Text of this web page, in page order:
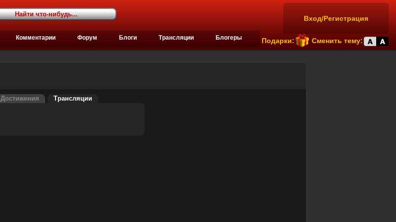
Вход/Регистрация
Подарки: Сменить тему:
Комментарии Форум Блоги Трансляции Блогеры
Достижения Трансляции